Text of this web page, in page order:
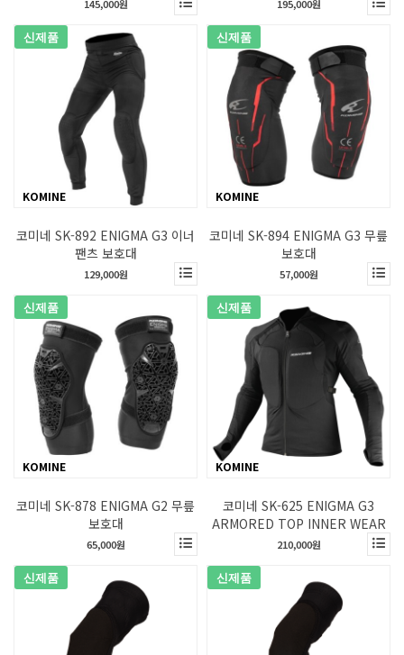
145,000원 195,000원
신제품
KOMINE
코미네 SK-892 ENIGMA G3 이너
팬츠 보호대
129,000원
신제품
KOMINE
코미네 SK-894 ENIGMA G3 무릎
보호대
57,000원
신제품
KOMINE
코미네 SK-878 ENIGMA G2 무릎
보호대
65,000원
신제품
KOMINE
코미네 SK-625 ENIGMA G3
ARMORED TOP INNER WEAR
210,000원
신제품 신제품